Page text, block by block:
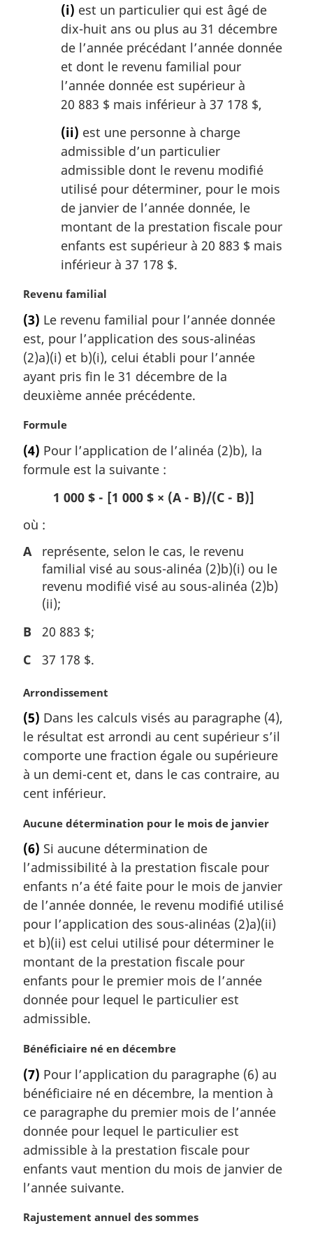
(i) est un particulier qui est âgé de
dix-huit ans ou plus au 31 décembre
de l’année précédant l’année donnée
et dont le revenu familial pour
l’année donnée est supérieur à
20 883 $ mais inférieur à 37 178 $,
(ii) est une personne à charge
admissible d’un particulier
admissible dont le revenu modifié
utilisé pour déterminer, pour le mois
de janvier de l’année donnée, le
montant de la prestation fiscale pour
enfants est supérieur à 20 883 $ mais
inférieur à 37 178 $.
N
t
e
m
a
g
n
a
l
e
Revenu familial
(3) Le revenu familial pour l’année donnée
est, pour l’application des sous-alinéas
(2)a)(i) et b)(i), celui établi pour l’année
ayant pris fin le 31 décembre de la
deuxième année précédente.
N
t
e
g
i
:
Formule
(4) Pour l’application de l’alinéa (2)b), la
formule est la suivante :
1 000 $ - [1 000 $ × (A - B)/(C - B)]
où :
A
représente, selon le cas, le revenu
familial visé au sous-alinéa (2)b)(i) ou le
revenu modifié visé au sous-alinéa (2)b)
(ii);
B
20 883 $;
C
37 178 $.
N
t
e
m
a
g
n
a
l
e
:
Arrondissement
(5) Dans les calculs visés au paragraphe (4),
le résultat est arrondi au cent supérieur s’il
comporte une fraction égale ou supérieure
à un demi-cent et, dans le cas contraire, au
cent inférieur.
N
t
e
m
a
g
i
n
a
e
:
Aucune détermination pour le mois de janvier
(6) Si aucune détermination de
l’admissibilité à la prestation fiscale pour
enfants n’a été faite pour le mois de janvier
de l’année donnée, le revenu modifié utilisé
pour l’application des sous-alinéas (2)a)(ii)
et b)(ii) est celui utilisé pour déterminer le
montant de la prestation fiscale pour
enfants pour le premier mois de l’année
donnée pour lequel le particulier est
admissible.
N
t
e
m
a
g
i
n
l
Bénéficiaire né en décembre
(7) Pour l’application du paragraphe (6) au
bénéficiaire né en décembre, la mention à
ce paragraphe du premier mois de l’année
donnée pour lequel le particulier est
admissible à la prestation fiscale pour
enfants vaut mention du mois de janvier de
l’année suivante.
N
Rajustement annuel des sommes